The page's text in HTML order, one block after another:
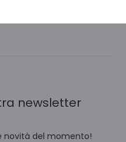
newsletter
novità del momento!